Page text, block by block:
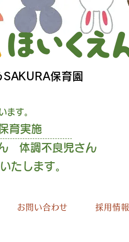
保育園
ます。
育実施
体調不良児さん
す。
お問い合わせ 採用情報